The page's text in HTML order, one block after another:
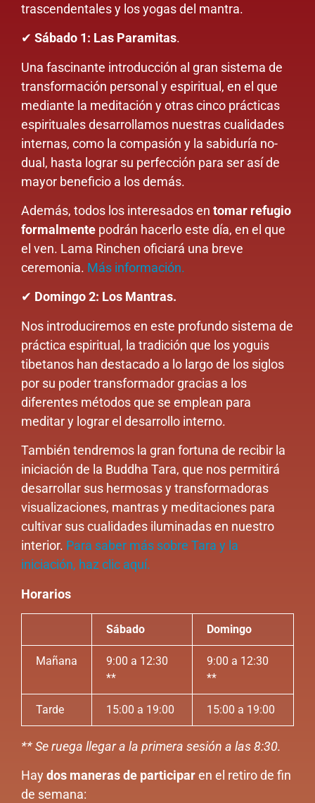
trascendentales y los yogas del mantra.
✔ Sábado 1: Las Paramitas.
Una fascinante introducción al gran sistema de
transformación personal y espiritual, en el que
mediante la meditación y otras cinco prácticas
espirituales desarrollamos nuestras cualidades
internas, como la compasión y la sabiduría no-
dual, hasta lograr su perfección para ser así de
mayor beneficio a los demás.
Además, todos los interesados en tomar refugio
formalmente podrán hacerlo este día, en el que
el ven. Lama Rinchen oficiará una breve
ceremonia. Más información.
✔ Domingo 2: Los Mantras.
Nos introduciremos en este profundo sistema de
práctica espiritual, la tradición que los yoguis
tibetanos han destacado a lo largo de los siglos
por su poder transformador gracias a los
diferentes métodos que se emplean para
meditar y lograr el desarrollo interno.
También tendremos la gran fortuna de recibir la
iniciación de la Buddha Tara, que nos permitirá
desarrollar sus hermosas y transformadoras
visualizaciones, mantras y meditaciones para
cultivar sus cualidades iluminadas en nuestro
interior. Para saber más sobre Tara y la
iniciación, haz clic aquí.
Horarios
Sábado Domingo
Mañana
9:00 a 12:30
**
9:00 a 12:30
**
Tarde 15:00 a 19:00 15:00 a 19:00
** Se ruega llegar a la primera sesión a las 8:30.
Haydos maneras de participaren el retiro de fin
de semana: